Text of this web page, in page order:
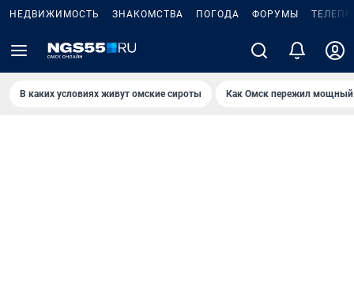
НЕДВИЖИМОСТЬ ЗНАКОМСТВА ПОГОДА ФОРУМЫ
В каких условиях живут омские сироты Как Омск пережил мощный